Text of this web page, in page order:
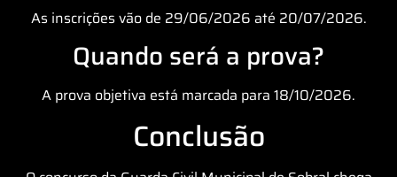
As inscrições vão de 29/06/2026 até 20/07/2026.
Quando será a prova?
A prova objetiva está marcada para 18/10/2026.
Conclusão